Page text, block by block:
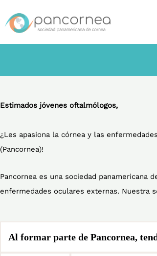
contenido
Estimados jóvenes oftalmólogos,
¿Les apasiona la córnea y las
(Pancornea)!
Pancornea es una sociedad
enfermedades oculares externas. Nuestra
Al formar parte de Pancornea,